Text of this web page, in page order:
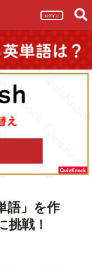
ログイン
語」を作
挑戦！